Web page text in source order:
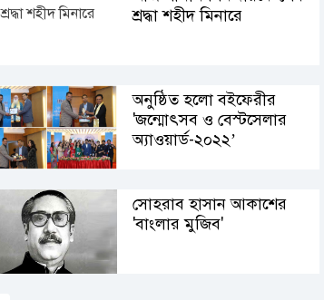
শ্রদ্ধা শহীদ মিনারে
অনুষ্ঠিত হলো বইফেরীর
'জন্মোৎসব ও বেস্টসেলার
অ্যাওয়ার্ড-২০২২’
সোহরাব হাসান আকাশের
'বাংলার মুজিব'